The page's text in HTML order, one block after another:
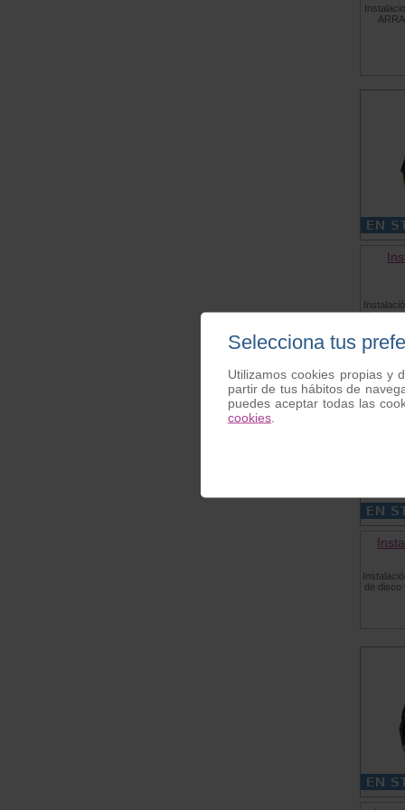
Solo
de disco
Selecciona tus
Utilizamos cookies propias y
partir de tus hábitos de
puedes aceptar todas las
cookies